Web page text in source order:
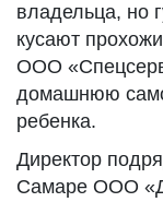
владельца, но
кусают
ООО
домашнюю
ребенка.
Директор
Самаре ООО